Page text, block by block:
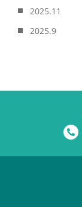
2025.11
2025.9